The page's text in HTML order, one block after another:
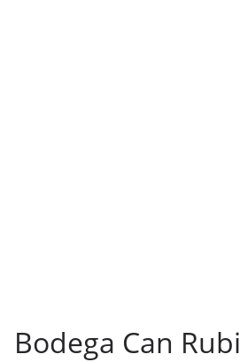
Bodega Can Rubi